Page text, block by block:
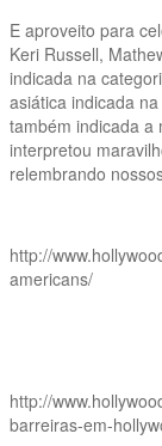
E aproveito para
Keri Russell,
indicada na
asiática indicada
também indicada a
interpretou
relembrando
http://
americans/
http://
barreiras-em-